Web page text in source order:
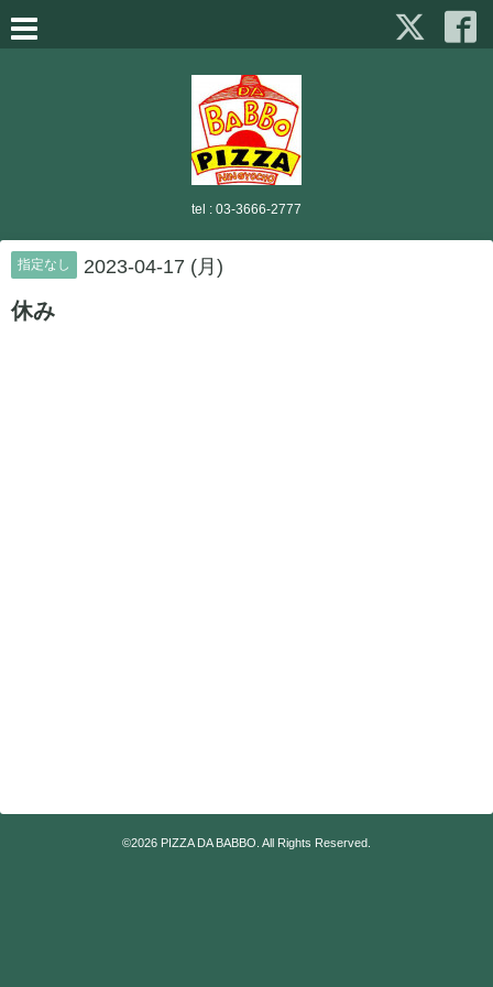
tel : 03-3666-2777
指定なし 2023-04-17 (月)
休み
©2026 PIZZA DA BABBO . All Rights Reserved.